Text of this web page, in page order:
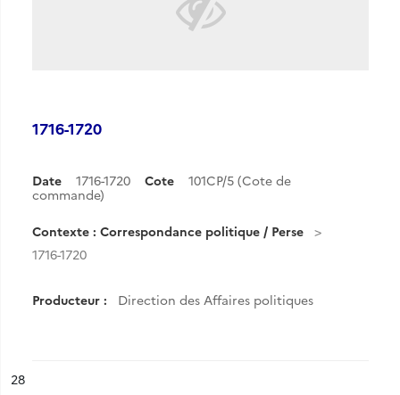
1716-1720
Date 1716-1720 Cote
101CP/5 (Cote de
commande)
Contexte : Correspondance politique / Perse
1716-1720
Producteur : Direction des Affaires politiques
n°
28